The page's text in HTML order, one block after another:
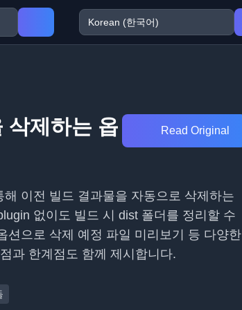
삭제하는 옵
Read Original
이전 빌드 결과물을 자동으로 삭제하는
없이도 빌드 시 dist 폴더를 정리할 수
션으로 삭제 예정 파일 미리보기 등 다양한
과 한계점도 함께 제시합니다.